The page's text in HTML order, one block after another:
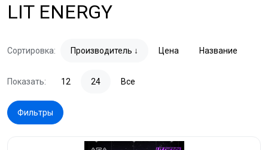
LIT ENERGY
Сортировка: Производитель Цена Название
Показать: 12 24 Все
Фильтры